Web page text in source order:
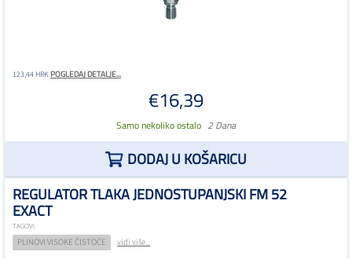
123,44 HRKPOGLEDAJ DETALJE...
€16,39
Samo nekoliko ostalo 2 Dana
DODAJ U KOŠARICU
REGULATOR TLAKA JEDNOSTUPANJSKI FM 52
EXACT
TAGOVI:
PLINOVI VISOKE ČISTOĆE vidi više...